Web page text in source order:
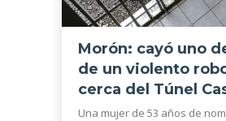
Morón: cayó uno
de un violento
cerca del Túnel
Una mujer de 53 años de